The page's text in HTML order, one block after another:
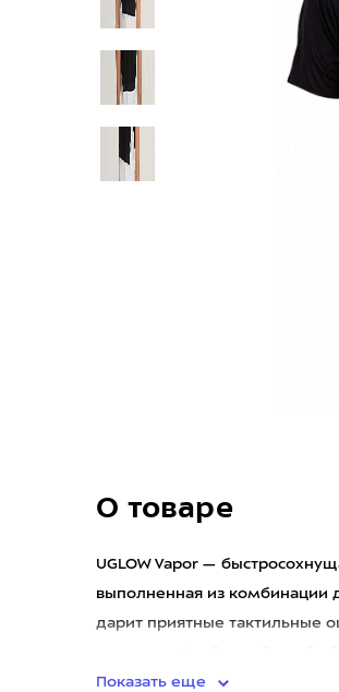
О товаре
UGLOW Vapor —
выполненная из комбинации
дарит приятные тактильные
Показать еще